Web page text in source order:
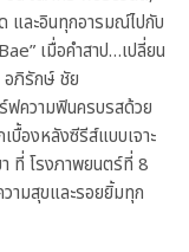
และอินทุกอารมณ์ไปกับ
เมื่อคำสาป…เปลี่ยน
อภิรักษ์ ชัย
ฟความฟินครบรสด้วย
บื้องหลังซีรีส์แบบเจาะ
ที่ โรงภาพยนตร์ที่ 8
วามสุขและรอยยิ้มทุก